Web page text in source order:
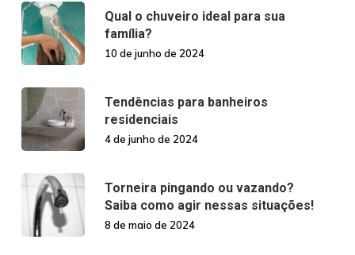
Qual o chuveiro ideal para sua
família?
10 de junho de 2024
Tendências para banheiros
residenciais
4 de junho de 2024
Torneira pingando ou vazando?
Saiba como agir nessas situações!
8 de maio de 2024